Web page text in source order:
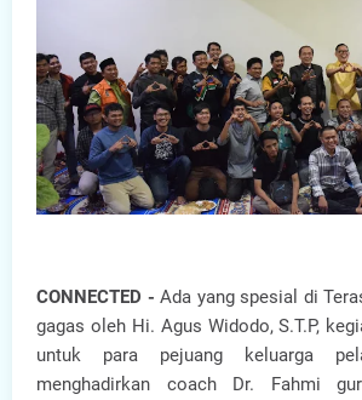
CONNECTED -Ada yang spesial di
gagas oleh Hi. Agus Widodo, S.T.P,
untuk para pejuang keluarga
menghadirkan coach Dr. Fahmi